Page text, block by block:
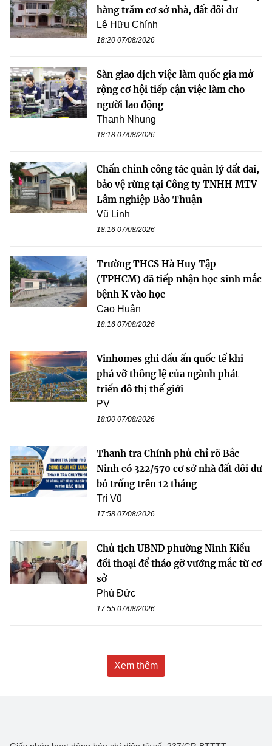
hàng trăm cơ sở nhà, đất dôi dư
Lê Hữu Chính
18:20 07/08/2026
Sàn giao dịch việc làm quốc gia mở
rộng cơ hội tiếp cận việc làm cho
người lao động
Thanh Nhung
18:18 07/08/2026
Chấn chỉnh công tác quản lý đất đai,
bảo vệ rừng tại Công ty TNHH MTV
Lâm nghiệp Bảo Thuận
Vũ Linh
18:16 07/08/2026
Trường THCS Hà Huy Tập
(TPHCM) đã tiếp nhận học sinh mắc
bệnh K vào học
Cao Huân
18:16 07/08/2026
Vinhomes ghi dấu ấn quốc tế khi
phá vỡ thông lệ của ngành phát
triển đô thị thế giới
PV
18:00 07/08/2026
Thanh tra Chính phủ chỉ rõ Bắc
Ninh có 322/570 cơ sở nhà đất dôi dư
bỏ trống trên 12 tháng
Trí Vũ
17:58 07/08/2026
Chủ tịch UBND phường Ninh Kiều
đối thoại để tháo gỡ vướng mắc từ cơ
sở
Phú Đức
17:55 07/08/2026
Xem thêm